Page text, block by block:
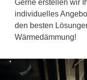
Gerne erstellen wir
individuelles
den besten
Wärmedämmung!